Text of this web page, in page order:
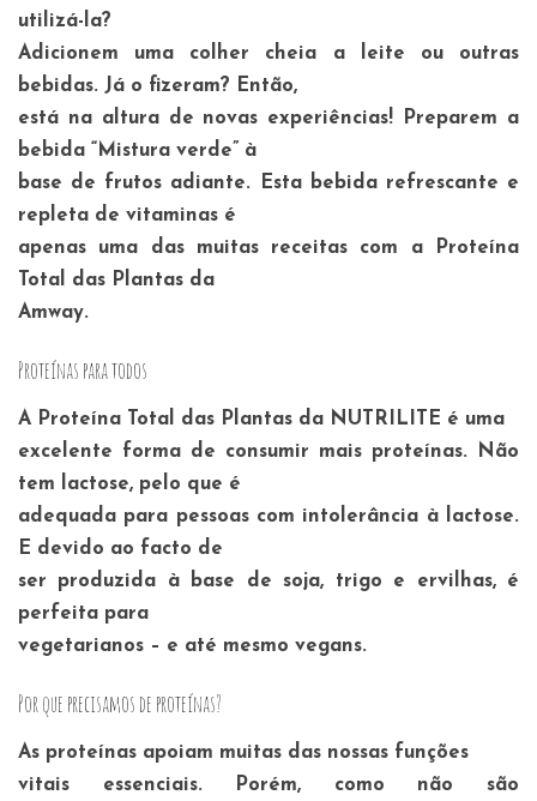
utilizá-la?
Adicionem uma colher cheia a leite ou outras
bebidas. Já o fizeram? Então,
está na altura de novas experiências! Preparem a
bebida “Mistura verde” à
base de frutos adiante. Esta bebida refrescante e
repleta de vitaminas é
apenas uma das muitas receitas com a Proteína
Total das Plantas da
Amway.
Proteínas para todos
A Proteína Total das Plantas da NUTRILITE é uma
excelente forma de consumir mais proteínas. Não
tem lactose, pelo que é
adequada para pessoas com intolerância à lactose.
E devido ao facto de
ser produzida à base de soja, trigo e ervilhas, é
perfeita para
vegetarianos – e até mesmo vegans.
Por que precisamos de proteínas?
As proteínas apoiam muitas das nossas funções
vitais essenciais. Porém, como não são